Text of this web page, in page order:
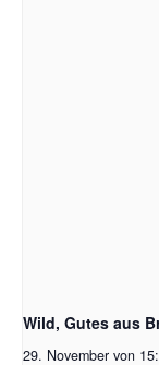
Wild, Gutes aus
29. November von